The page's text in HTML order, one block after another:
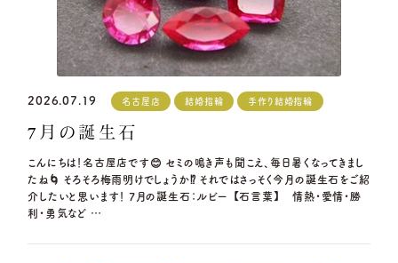
2026.07.19 名古屋店 結婚指輪 手作り結婚指輪
7月の誕生石
こんにちは！名古屋店です😊 セミの鳴き声も聞こえ、毎日暑くなってきまし
たね🌀 そろそろ梅雨明けでしょうか⁉️ それではさっそく今月の誕生石をご紹
介したいと思います！ 7月の誕生石：ルビー 【石言葉】 情熱・愛情・勝
利・勇気など …
営業時間 10:00〜18:30
定休日
火曜日・水曜日
※祝日の場合は営業